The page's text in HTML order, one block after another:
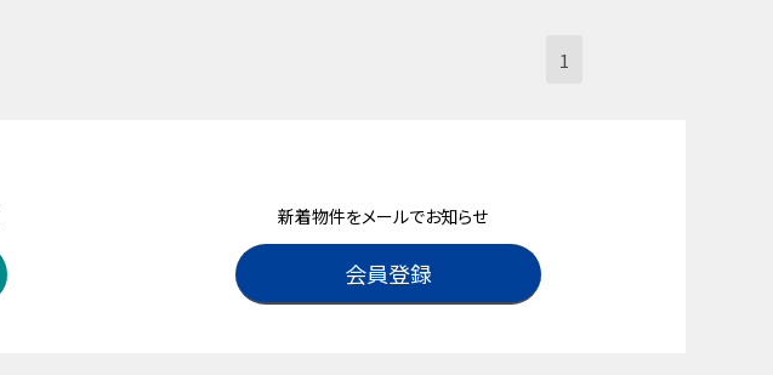
1
新着物件をメールでお知らせ
会員登録